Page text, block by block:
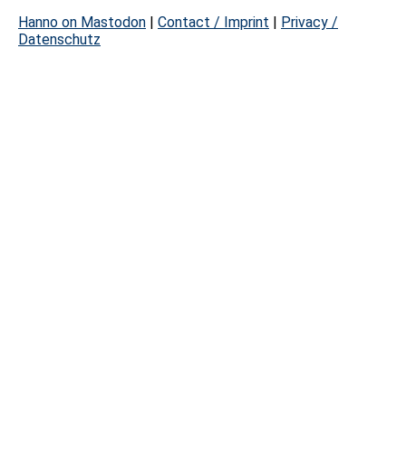
Hanno on Mastodon | Contact / Imprint | Privacy /
Datenschutz